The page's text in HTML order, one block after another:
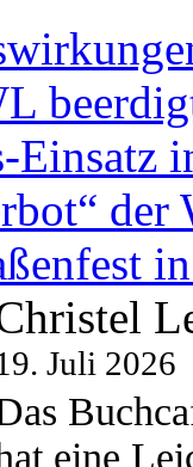
Einsatz
der
Juli 2026
eine